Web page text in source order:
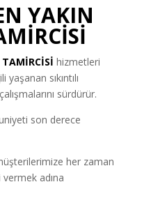
YAKIN
hizmetleri
sıkıntılı
sürdürür.
son derece
her zaman
adına